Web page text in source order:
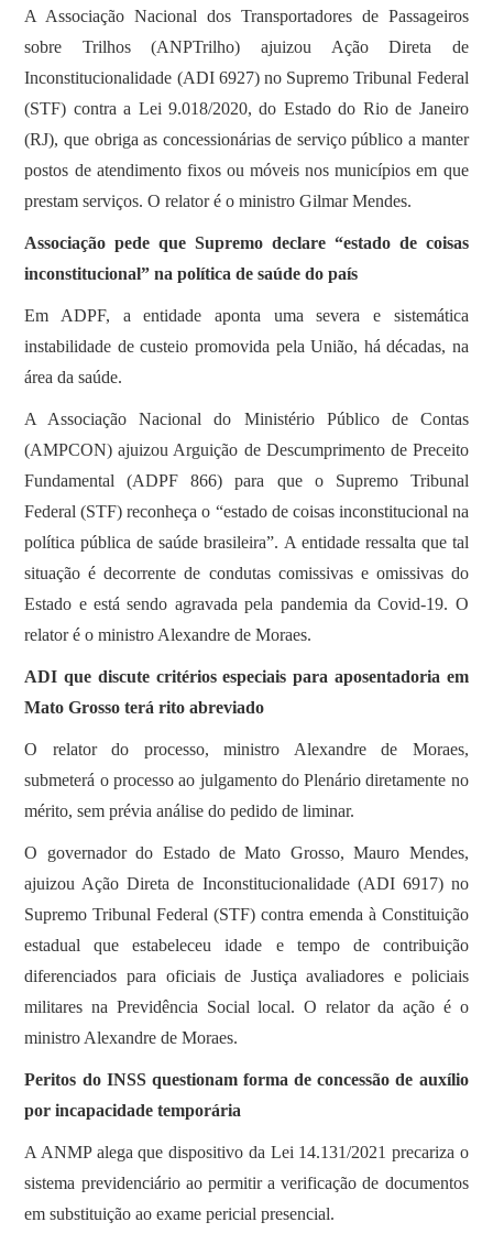
A Associação Nacional dos Transportadores de Passageiros
sobre Trilhos (ANPTrilho) ajuizou Ação Direta de
Inconstitucionalidade (ADI 6927) no Supremo Tribunal Federal
(STF) contra a Lei 9.018/2020, do Estado do Rio de Janeiro
(RJ), que obriga as concessionárias de serviço público a manter
postos de atendimento fixos ou móveis nos municípios em que
prestam serviços. O relator é o ministro Gilmar Mendes.
Associação pede que Supremo declare “estado de coisas
inconstitucional” na política de saúde do país
Em ADPF, a entidade aponta uma severa e sistemática
instabilidade de custeio promovida pela União, há décadas, na
área da saúde.
A Associação Nacional do Ministério Público de Contas
(AMPCON) ajuizou Arguição de Descumprimento de Preceito
Fundamental (ADPF 866) para que o Supremo Tribunal
Federal (STF) reconheça o “estado de coisas inconstitucional na
política pública de saúde brasileira”. A entidade ressalta que tal
situação é decorrente de condutas comissivas e omissivas do
Estado e está sendo agravada pela pandemia da Covid-19. O
relator é o ministro Alexandre de Moraes.
ADI que discute critérios especiais para aposentadoria em
Mato Grosso terá rito abreviado
O relator do processo, ministro Alexandre de Moraes,
submeterá o processo ao julgamento do Plenário diretamente no
mérito, sem prévia análise do pedido de liminar.
O governador do Estado de Mato Grosso, Mauro Mendes,
ajuizou Ação Direta de Inconstitucionalidade (ADI 6917) no
Supremo Tribunal Federal (STF) contra emenda à Constituição
estadual que estabeleceu idade e tempo de contribuição
diferenciados para oficiais de Justiça avaliadores e policiais
militares na Previdência Social local. O relator da ação é o
ministro Alexandre de Moraes.
Peritos do INSS questionam forma de concessão de auxílio
por incapacidade temporária
A ANMP alega que dispositivo da Lei 14.131/2021 precariza o
sistema previdenciário ao permitir a verificação de documentos
em substituição ao exame pericial presencial.